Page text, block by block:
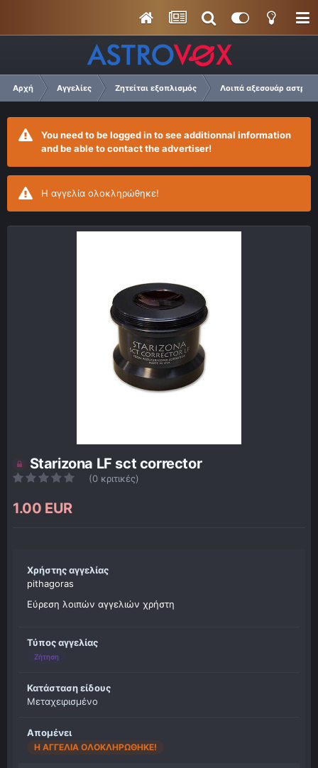
Αρχή Αγγελίες Ζητείται εξοπλισμός Λοιπά αξεσουάρ
You need to be logged in to see additionnal information
and be able to contact the advertiser!
Η αγγελία ολοκληρώθηκε!
Starizona LF sct corrector
(0 κριτικές)
1.00 EUR
Χρήστης αγγελίας
pithagoras
Εύρεση λοιπών αγγελιών χρήστη
Τύπος αγγελίας
Ζήτηση
Κατάσταση είδους
Μεταχειρισμένο
Απομένει
Η ΑΓΓΕΛΊΑ ΟΛΟΚΛΗΡΏΘΗΚΕ!